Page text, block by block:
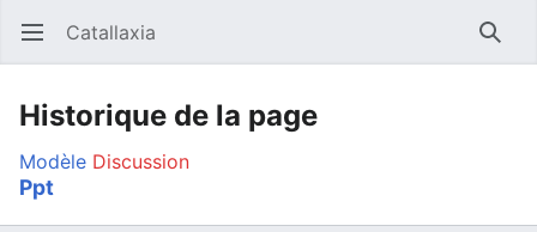
Ouvrir le menu principal Catallaxia
Historique de la page
Modèle Discussion
Ppt